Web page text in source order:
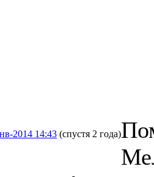
2014 14:43 (спустя 2 года)